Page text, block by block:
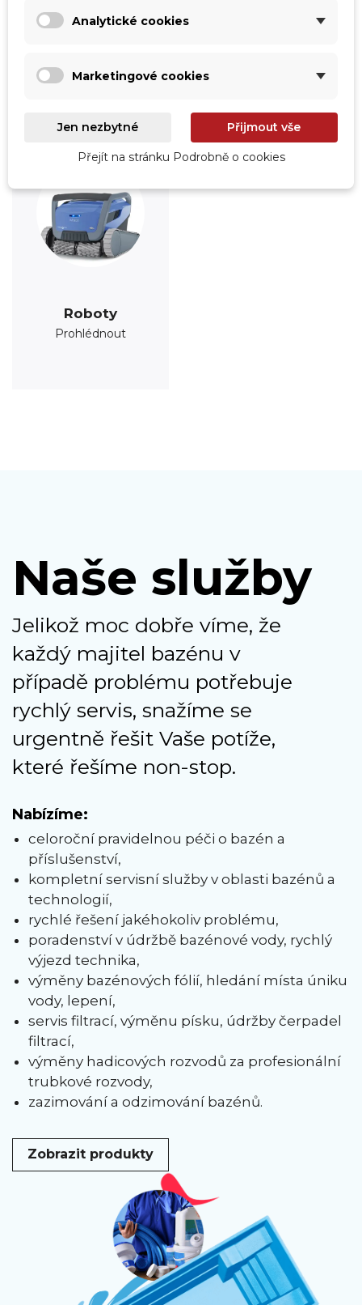
Úprava vody
Prohlédnout
Roboty
Prohlédnout
Naše služby
Jelikož moc dobře víme, že
každý majitel bazénu v
případě problému potřebuje
rychlý servis, snažíme se
urgentně řešit Vaše potíže,
které řešíme non-stop.
Nabízíme:
celoroční pravidelnou péči o bazén a
příslušenství,
kompletní servisní služby v oblasti bazénů a
technologií,
rychlé řešení jakéhokoliv problému,
poradenství v údržbě bazénové vody, rychlý
výjezd technika,
výměny bazénových fólií, hledání místa úniku
vody, lepení,
servis filtrací, výměnu písku, údržby čerpadel
filtrací,
výměny hadicových rozvodů za profesionální
trubkové rozvody,
zazimování a odzimování bazénů.
Zobrazit produkty
Analytické cookies
Marketingové cookies
Jen nezbytné Přijmout vše
Přejít na stránku Podrobně o cookies